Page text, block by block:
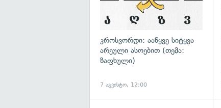
კროსვორდი: ააწყვე სიტყვა
არეული ასოებით (თემა:
ზაფხული)
7 აგვისტო, 12:00